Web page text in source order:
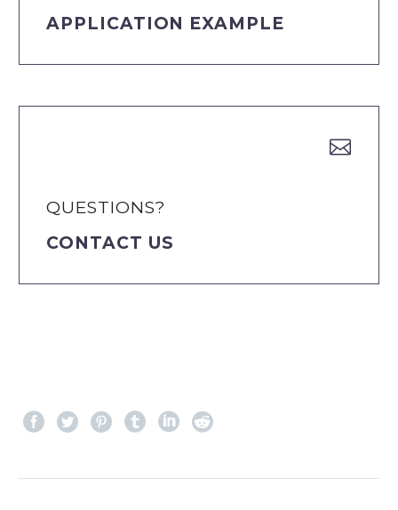
APPLICATION EXAMPLE


QUESTIONS?
CONTACT US